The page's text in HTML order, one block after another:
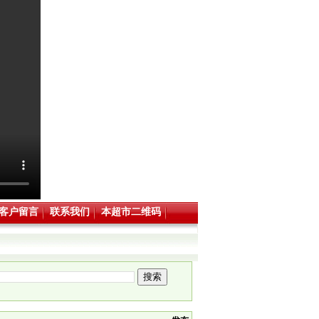
户留言 联系我们 本超市二维码